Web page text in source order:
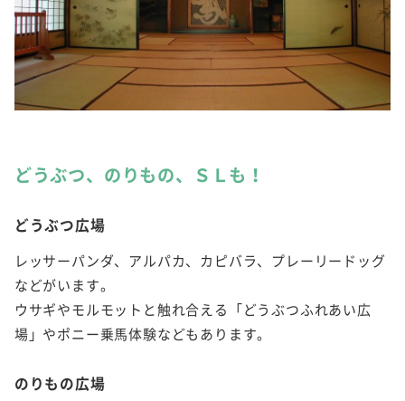
どうぶつ、のりもの、ＳＬも！
どうぶつ広場
レッサーパンダ、アルパカ、カピバラ、プレーリードッグ
などがいます。
ウサギやモルモットと触れ合える「どうぶつふれあい広
場」やポニー乗馬体験などもあります。
のりもの広場